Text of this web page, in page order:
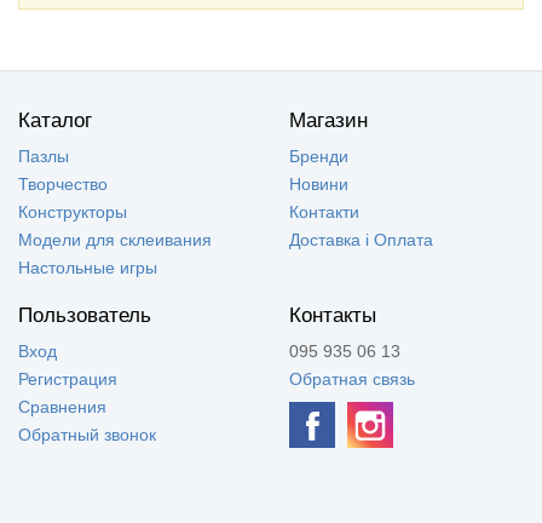
Каталог
Пазлы
Творчество
Конструкторы
Модели для склеивания
Настольные игры
Магазин
Бренди
Новини
Контакти
Доставка і Оплата
Пользователь
Вход
Регистрация
Сравнения
Обратный звонок
Контакты
095 935 06 13
Обратная связь